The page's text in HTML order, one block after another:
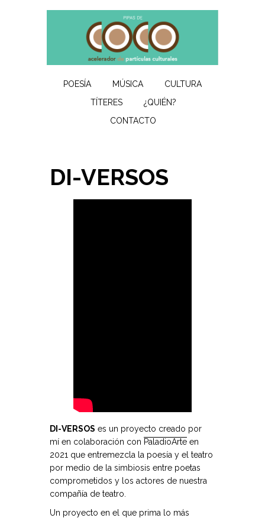
POESÍA MÚSICA
CULTURA
TÍTERES
¿QUIÉN?
CONTACTO
DI-VERSOS
DI-VERSOS es un proyecto creado por
mí en colaboración con PaladioArte en
2021 que entremezcla la poesía y el teatro
por medio de la simbiosis entre poetas
comprometidos y los actores de nuestra
compañía de teatro.
Un proyecto en el que prima lo más